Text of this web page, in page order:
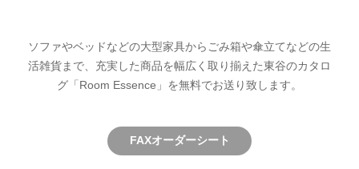
ソファやベッドなどの大型家具からごみ箱や傘立てなどの生
活雑貨まで、 充実した商品を幅広く取り揃えた東谷のカタロ
グ「Room Essence」を無料でお送り致します。
FAXオーダーシート